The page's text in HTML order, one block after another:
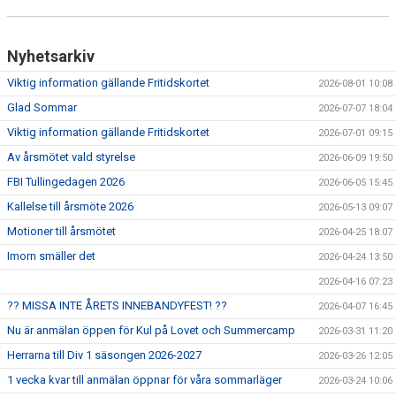
Nyhetsarkiv
Viktig information gällande Fritidskortet 2026-08-01 10:08
Glad Sommar 2026-07-07 18:04
Viktig information gällande Fritidskortet 2026-07-01 09:15
Av årsmötet vald styrelse 2026-06-09 19:50
FBI Tullingedagen 2026 2026-06-05 15:45
Kallelse till årsmöte 2026 2026-05-13 09:07
Motioner till årsmötet 2026-04-25 18:07
Imorn smäller det 2026-04-24 13:50
2026-04-16 07:23
?? MISSA INTE ÅRETS INNEBANDYFEST! ?? 2026-04-07 16:45
Nu är anmälan öppen för Kul på Lovet och Summercamp 2026-03-31 11:20
Herrarna till Div 1 säsongen 2026-2027 2026-03-26 12:05
1 vecka kvar till anmälan öppnar för våra sommarläger 2026-03-24 10:06